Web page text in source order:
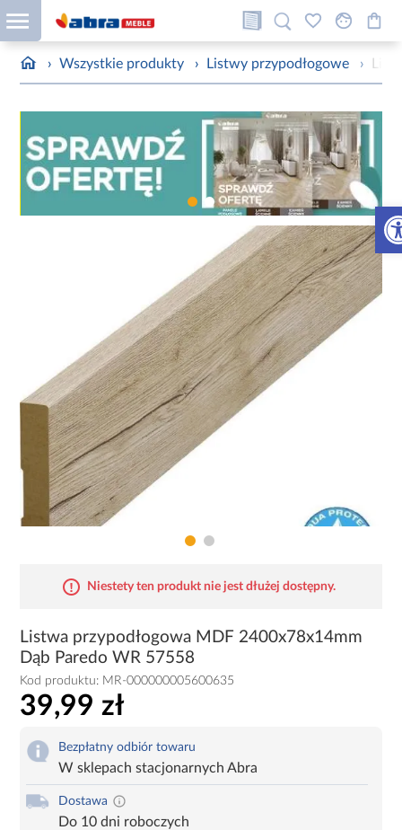
› Wszystkie produkty › Listwy przypodłogowe ›
Niestety ten produkt nie jest dłużej dostępny.
Listwa przypodłogowa MDF 2400x78x14mm
Dąb Paredo WR 57558
Kod produktu: MR-000000005600635
39,99 zł
Bezpłatny odbiór towaru
W sklepach stacjonarnych Abra
Dostawa
Do 10 dni roboczych